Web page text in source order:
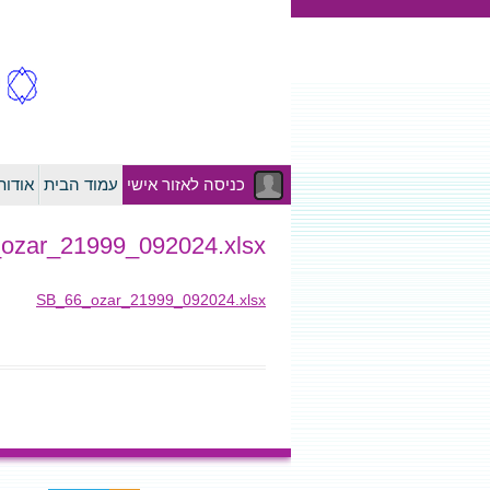
כניסה לאזור אישי עמוד הבית
SB_66_ozar_21999_092024.xlsx